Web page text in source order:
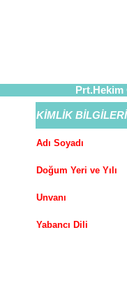
Prt.Hekim
KİMLİK BİLGİLERİ
Adı Soyadı
Doğum Yeri ve Yılı
Unvanı
Yabancı Dili